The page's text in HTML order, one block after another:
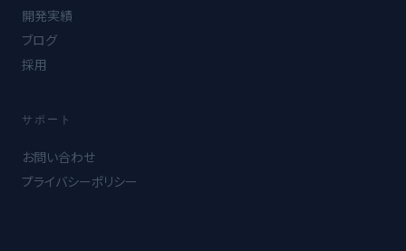
開発実績
ブログ
採用
サポート
お問い合わせ
プライバシーポリシー